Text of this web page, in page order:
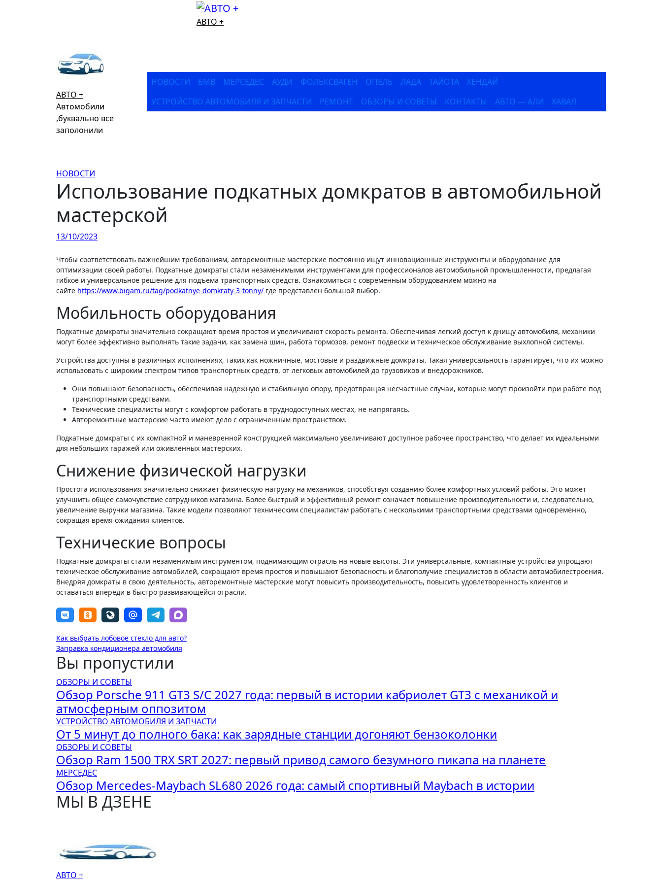
АВТО +
АВТО +
Автомобили
,буквально все
заполонили
НОВОСТИ БМВ МЕРСЕДЕС АУДИ ФОЛЬКСВАГЕН ОПЕЛЬ ЛАДА ТАЙОТА
ХЕНДАЙ
УСТРОЙСТВО АВТОМОБИЛЯ И ЗАПЧАСТИ
РЕМОНТ ОБЗОРЫ И СОВЕТЫ КОНТАКТЫ АВТО — АЛИ ХАВАЛ
НОВОСТИ
Использование подкатных домкратов в автомобильной
мастерской
13/10/2023
Чтобы соответствовать важнейшим требованиям, авторемонтные мастерские постоянно ищут инновационные инструменты и оборудование для
оптимизации своей работы. Подкатные домкраты стали незаменимыми инструментами для профессионалов автомобильной промышленности, предлагая
гибкое и универсальное решение для подъема транспортных средств. Ознакомиться с современным оборудованием можно на
сайте https://www.bigam.ru/tag/podkatnye-domkraty-3-tonny/ где представлен большой выбор.
Мобильность оборудования
Подкатные домкраты значительно сокращают время простоя и увеличивают скорость ремонта. Обеспечивая легкий доступ к днищу автомобиля, механики
могут более эффективно выполнять такие задачи, как замена шин, работа тормозов, ремонт подвески и техническое обслуживание выхлопной системы.
Устройства доступны в различных исполнениях, таких как ножничные, мостовые и раздвижные домкраты. Такая универсальность гарантирует, что их можно
использовать с широким спектром типов транспортных средств, от легковых автомобилей до грузовиков и внедорожников.
Они повышают безопасность, обеспечивая надежную и стабильную опору, предотвращая несчастные случаи, которые могут произойти при работе под
транспортными средствами.
Технические специалисты могут с комфортом работать в труднодоступных местах, не напрягаясь.
Авторемонтные мастерские часто имеют дело с ограниченным пространством.
Подкатные домкраты с их компактной и маневренной конструкцией максимально увеличивают доступное рабочее пространство, что делает их идеальными
для небольших гаражей или оживленных мастерских.
Снижение физической нагрузки
Простота использования значительно снижает физическую нагрузку на механиков, способствуя созданию более комфортных условий работы. Это может
улучшить общее самочувствие сотрудников магазина. Более быстрый и эффективный ремонт означает повышение производительности и, следовательно,
увеличение выручки магазина. Такие модели позволяют техническим специалистам работать с несколькими транспортными средствами одновременно,
сокращая время ожидания клиентов.
Технические вопросы
Подкатные домкраты стали незаменимым инструментом, поднимающим отрасль на новые высоты. Эти универсальные, компактные устройства упрощают
техническое обслуживание автомобилей, сокращают время простоя и повышают безопасность и благополучие специалистов в области автомобилестроения.
Внедряя домкраты в свою деятельность, авторемонтные мастерские могут повысить производительность, повысить удовлетворенность клиентов и
оставаться впереди в быстро развивающейся отрасли.
Навигация
по
записям
Как выбрать лобовое стекло для авто?
Заправка кондиционера автомобиля
Вы пропустили
ОБЗОРЫ И СОВЕТЫ
Обзор Porsche 911 GT3 S/C 2027 года: первый в истории кабриолет GT3 с механикой и
атмосферным оппозитом
УСТРОЙСТВО АВТОМОБИЛЯ И ЗАПЧАСТИ
От 5 минут до полного бака: как зарядные станции догоняют бензоколонки
ОБЗОРЫ И СОВЕТЫ
Обзор Ram 1500 TRX SRT 2027: первый привод самого безумного пикапа на планете
МЕРСЕДЕС
Обзор Mercedes-Maybach SL680 2026 года: самый спортивный Maybach в истории
МЫ В ДЗЕНЕ
АВТО +